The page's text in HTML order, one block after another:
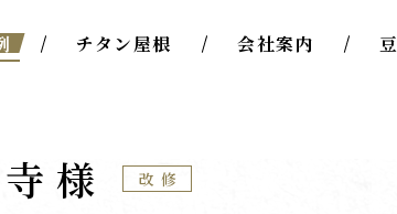
チタン屋根 会社案内
様 改修